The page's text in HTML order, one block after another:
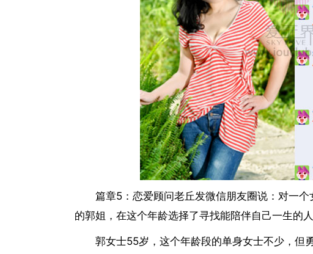
篇章5：恋爱顾问老丘发微信朋友圈说：对一
的郭姐，在这个年龄选择了寻找能陪伴自己一生的
郭女士55岁，这个年龄段的单身女士不少，但